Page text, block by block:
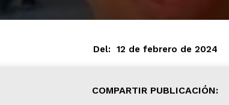
Del: 12 de febrero de 2024
COMPARTIR PUBLICACIÓN: